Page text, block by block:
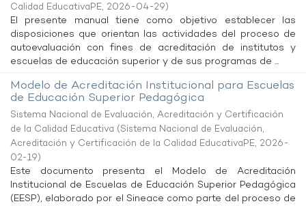
Calidad EducativaPE, 2026-04-29)
El presente manual tiene como objetivo establecer las
disposiciones que orientan las actividades del proceso de
autoevaluación con fines de acreditación de institutos y
escuelas de educación superior y de sus programas de ...
Modelo de Acreditación Institucional para Escuelas
de Educación Superior Pedagógica
Sistema Nacional de Evaluación, Acreditación y Certificación
de la Calidad Educativa (Sistema Nacional de Evaluación,
Acreditación y Certificación de la Calidad EducativaPE, 2026-
02-19)
Este documento presenta el Modelo de Acreditación
Institucional de Escuelas de Educación Superior Pedagógica
(EESP), elaborado por el Sineace como parte del proceso de